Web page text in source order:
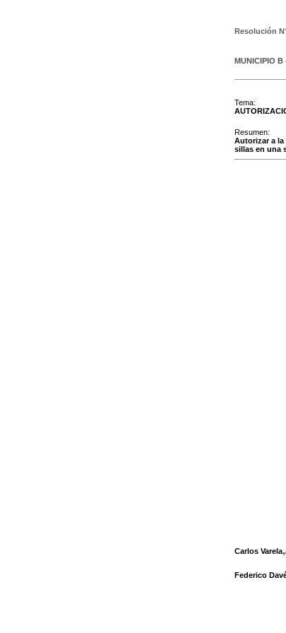
Resolución
MUNICIPIO B
Tema:
Resumen:
Autorizar a la
sillas en una
Carlos Varela,
Federico